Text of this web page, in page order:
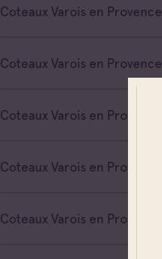
Coteaux Varois en Provence
Coteaux Varois en Provence
Coteaux Varois en Provence
Coteaux Varois en Provence
Coteaux Varois en Provence